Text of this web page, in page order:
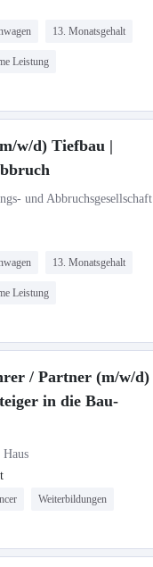
13. Monatsgehalt
Leistung
w/d) Tiefbau |
und Abbruchsgesellschaft
13. Monatsgehalt
Leistung
/ Partner (m/w/d)
in die Bau-
Weiterbildungen